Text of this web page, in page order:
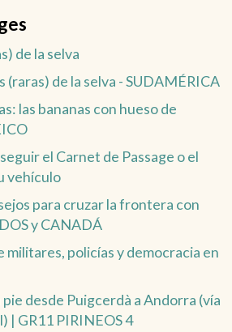
de la selva
(raras) de la selva - SUDAMÉRICA
las bananas con hueso de
el Carnet de Passage o el
vehículo
para cruzar la frontera con
y CANADÁ
militares, policías y democracia en
desde Puigcerdà a Andorra (vía
| GR11 PIRINEOS 4